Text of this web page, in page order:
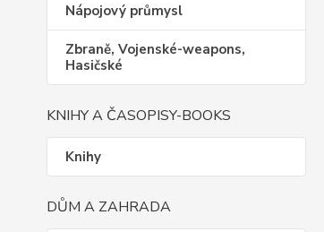
Nápojový průmysl
Zbraně, Vojenské-weapons,
Hasičské
KNIHY A ČASOPISY-BOOKS
Knihy
DŮM A ZAHRADA